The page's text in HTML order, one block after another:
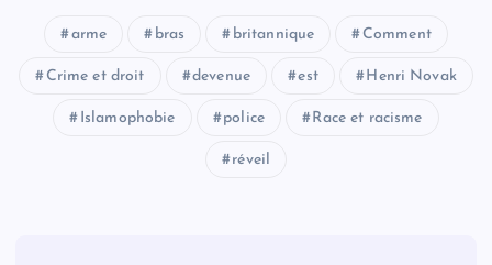
arme bras britannique Comment
Crime et droit devenue est Henri Novak
Islamophobie police Race et racisme
réveil